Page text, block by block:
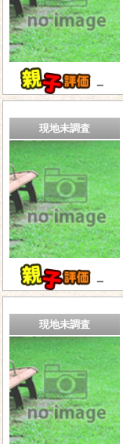
－
現地未調査
－
現地未調査